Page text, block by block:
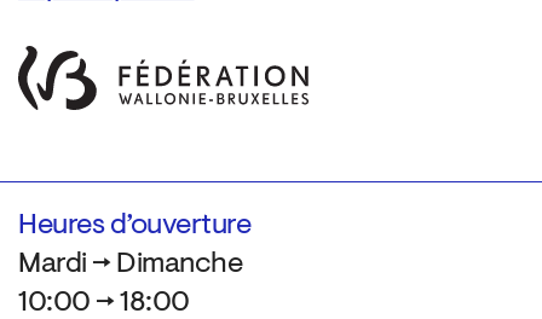
Heures d’ouverture
Mardi → Dimanche
10:00 → 18:00